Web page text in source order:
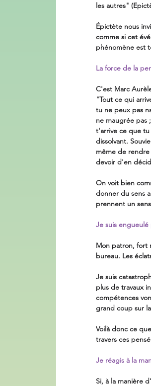
les autres"
Épictète nous
comme si cet
phénomène est
La force de la
C'est Marc
"Tout ce qui
tu ne peux pas
ne maugrée pas
t'arrive ce que tu
dissolvant.
même de
devoir d'en
On voit bien
donner du sens
prennent un
Je suis
Mon patron, fort
bureau. Les
Je suis
plus de travaux
compétences
grand coup sur
Voilà donc ce
travers ces
Je réagis à la
Si, à la manière